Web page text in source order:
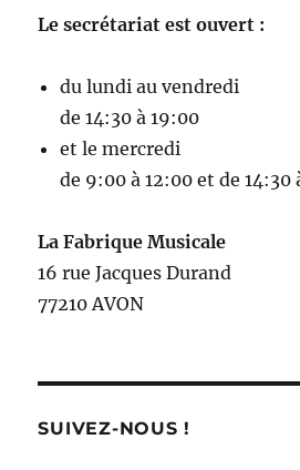
Le secrétariat est ouvert :
du lundi au vendredi
de 14:30 à 19:00
et le mercredi
de 9:00 à 12:00 et de 14:30
La Fabrique Musicale
16 rue Jacques Durand
77210 AVON
SUIVEZ-NOUS !